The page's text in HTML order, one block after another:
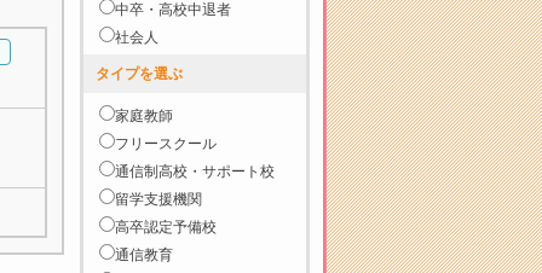
中卒・高校中退者
社会人
タイプを選ぶ
家庭教師
フリースクール
通信制高校・サポート校
留学支援機関
高卒認定予備校
通信教育